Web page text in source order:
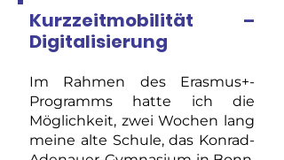
Kurzzeitmobilität –
Digitalisierung
Im Rahmen des Erasmus+-
Programms hatte ich die
Möglichkeit, zwei Wochen lang
meine alte Schule, das Konrad-